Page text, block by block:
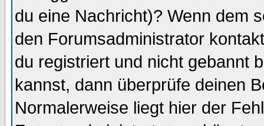
du eine Nachricht)? Wenn dem
den Forumsadministrator
du registriert und nicht gebannt
kannst, dann überprüfe deinen
Normalerweise liegt hier der